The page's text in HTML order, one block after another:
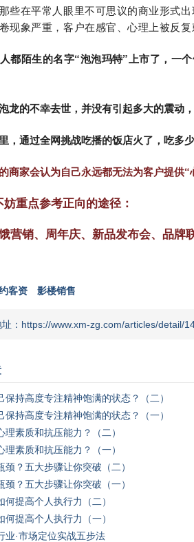
些在平常人眼里不可思议的商业形式
现象严重，客户在感官、心理上被反
都陌生的名字“泡泡玛特”上市了，一
龙的不幸去世，并没有引起多大的震动
，通过全网挑战吃播的饭店火了，吃多
商家会认为自己永远都无法为客户提供“
重点参考正向的途径：
营销、周年庆、新品发布会、品牌
客资 影楼销售
址：https://www.xm-zg.com/articles/detail/
保持高度专注精神饱满的状态？（二）
保持高度专注精神饱满的状态？（一）
理素质和抗压能力？（二）
理素质和抗压能力？（一）
颈？五大步骤让你突破（二）
颈？五大步骤让你突破（一）
何提高个人执行力（二）
何提高个人执行力（一）
业·市场定位实战五步法